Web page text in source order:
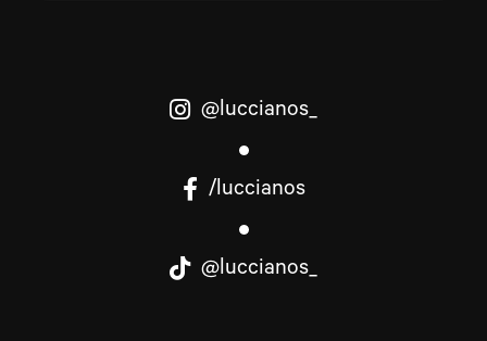
@luccianos_
/luccianos
@luccianos_